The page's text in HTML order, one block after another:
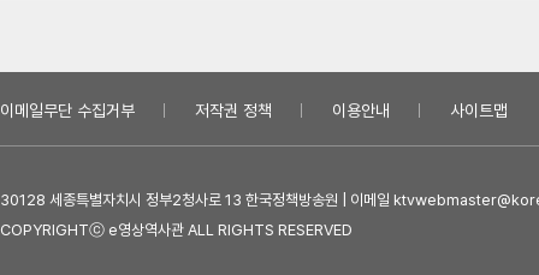
이메일무단 수집거부 저작권 정책 이용안내 사이트맵
30128 세종특별자치시 정부2청사로 13 한국정책방송원 | 이메일
COPYRIGHTⓒ e영상역사관 ALL RIGHTS RESERVED